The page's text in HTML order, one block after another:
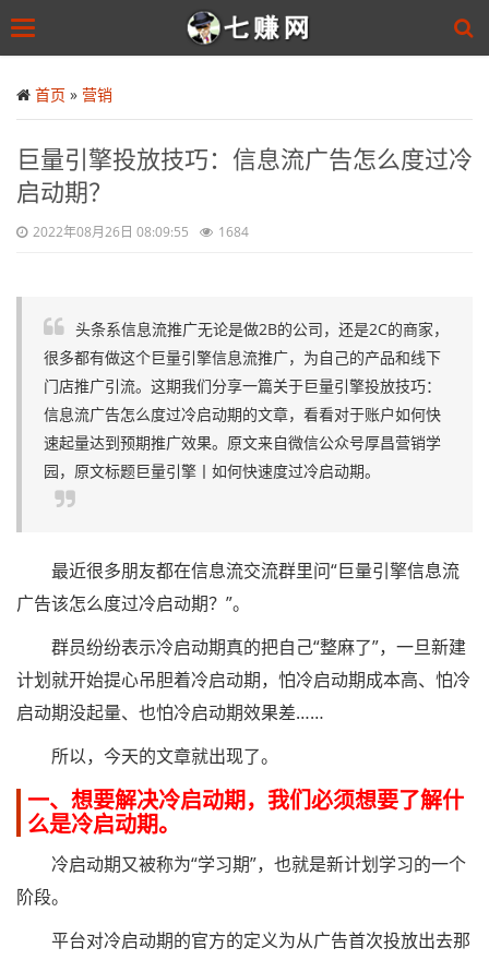
to
main
Toggle
首页 » 营销
巨量引擎投放技巧：信息流广告怎么度过冷
启动期？
2022年08月26日 08:09:55 1684
头条系信息流推广无论是做2B的公司，还是2C的商家，
很多都有做这个巨量引擎信息流推广，为自己的产品和线下
门店推广引流。这期我们分享一篇关于巨量引擎投放技巧：
信息流广告怎么度过冷启动期的文章，看看对于账户如何快
速起量达到预期推广效果。原文来自微信公众号厚昌营销学
园，原文标题巨量引擎丨如何快速度过冷启动期。
最近很多朋友都在信息流交流群里问“巨量引擎信息流
广告该怎么度过冷启动期？”。
群员纷纷表示冷启动期真的把自己“整麻了”，一旦新建
计划就开始提心吊胆着冷启动期，怕冷启动期成本高、怕冷
启动期没起量、也怕冷启动期效果差……
所以，今天的文章就出现了。
一、想要解决冷启动期，我们必须想要了解什
么是冷启动期。
冷启动期又被称为“学习期”，也就是新计划学习的一个
阶段。
平台对冷启动期的官方的定义为从广告首次投放出去那